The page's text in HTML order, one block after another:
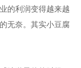
的利润变得越来越
无奈。其实小豆腐